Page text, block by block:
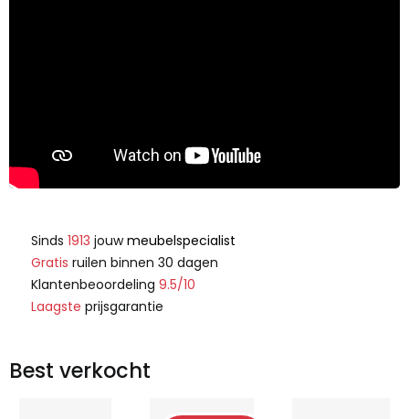
Sinds 1913 jouwmeubelspecialist
Gratis ruilen binnen 30 dagen
Klantenbeoordeling 9.5/10
Laagste prijsgarantie
Best verkocht